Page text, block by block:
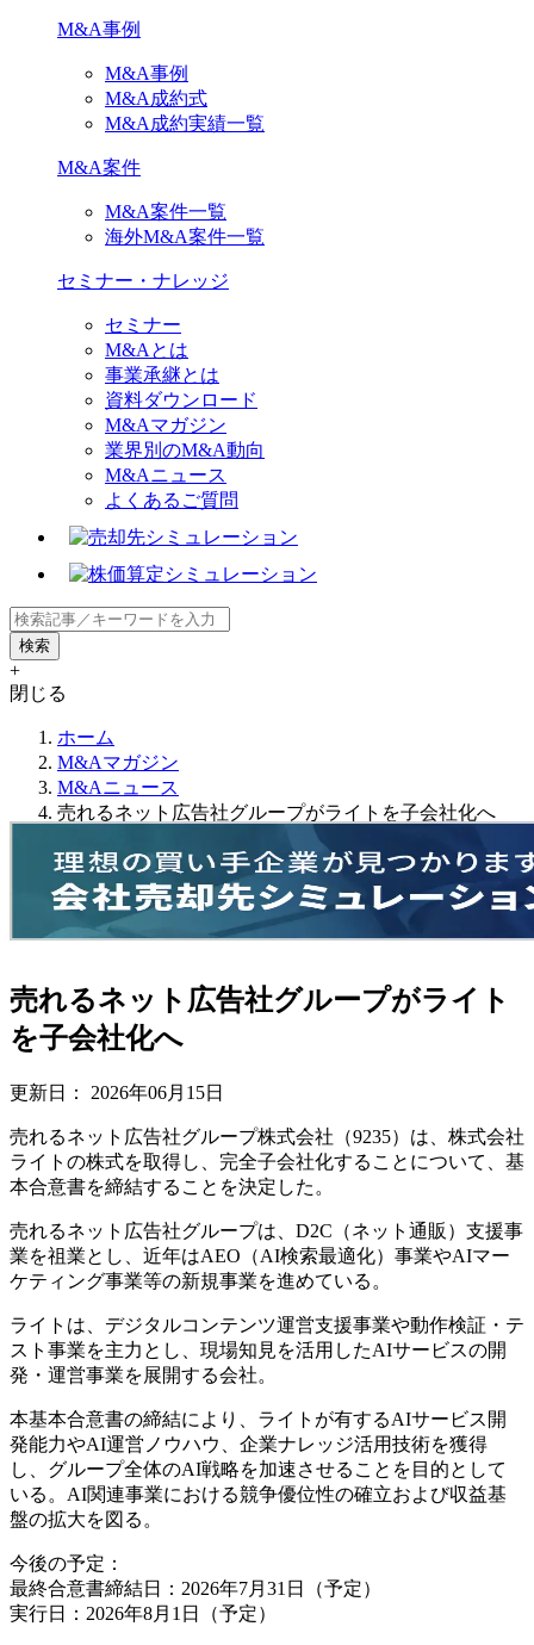
M&A事例
M&A事例
M&A成約式
M&A成約実績一覧
M&A案件
M&A案件一覧
海外M&A案件一覧
セミナー・ナレッジ
セミナー
M&Aとは
事業承継とは
資料ダウンロード
M&Aマガジン
業界別のM&A動向
M&Aニュース
よくあるご質問
+
閉じる
ホーム
M&Aマガジン
M&Aニュース
売れるネット広告社グループがライトを子会社化へ
売れるネット広告社グループがライト
を子会社化へ
更新日： 2026年06月15日
売れるネット広告社グループ株式会社（9235）は、株式会社
ライトの株式を取得し、完全子会社化することについて、基
本合意書を締結することを決定した。
売れるネット広告社グループは、D2C（ネット通販）支援事
業を祖業とし、近年はAEO（AI検索最適化）事業やAIマー
ケティング事業等の新規事業を進めている。
ライトは、デジタルコンテンツ運営支援事業や動作検証・テ
スト事業を主力とし、現場知見を活用したAIサービスの開
発・運営事業を展開する会社。
本基本合意書の締結により、ライトが有するAIサービス開
発能力やAI運営ノウハウ、企業ナレッジ活用技術を獲得
し、グループ全体のAI戦略を加速させることを目的として
いる。AI関連事業における競争優位性の確立および収益基
盤の拡大を図る。
今後の予定：
最終合意書締結日：2026年7月31日（予定）
実行日：2026年8月1日（予定）